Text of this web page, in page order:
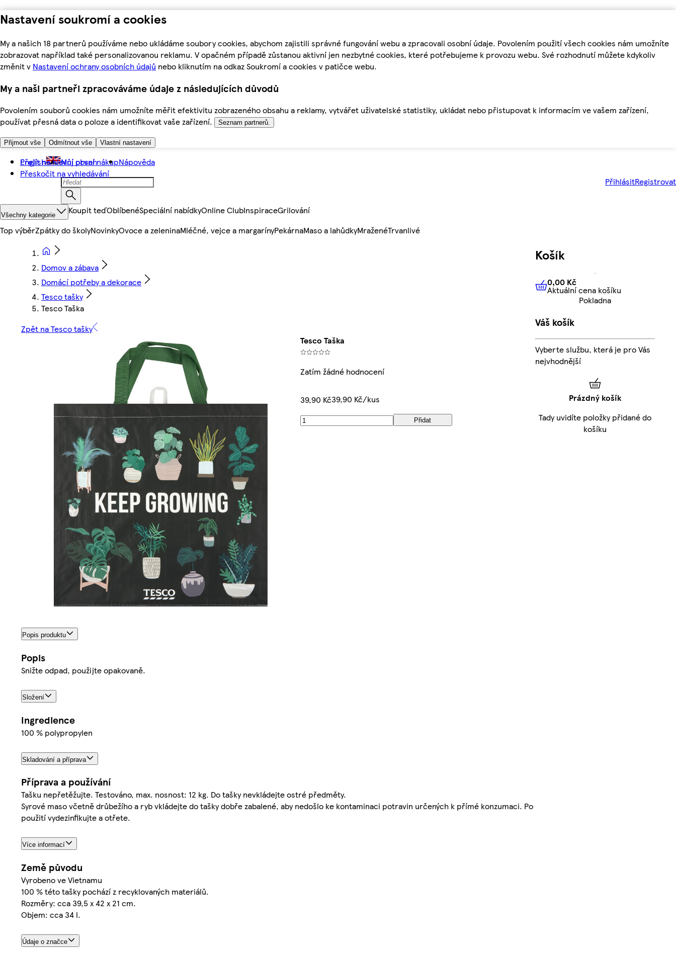
Nastavení soukromí a cookies
My a našich 18 partnerů používáme nebo ukládáme soubory cookies, abychom zajistili správné fungování webu a zpracovali osobní údaje. Povolením použití všech cookies nám umožníte
zobrazovat například také personalizovanou reklamu. V opačném případě zůstanou aktivní jen nezbytné cookies, které potřebujeme k provozu webu. Své rozhodnutí můžete kdykoliv
změnit v Nastavení ochrany osobních údajů nebo kliknutím na odkaz Soukromí a cookies v patičce webu.
My a naši partneři zpracováváme údaje z následujících důvodů
Povolením souborů cookies nám umožníte měřit efektivitu zobrazeného obsahu a reklamy, vytvářet uživatelské statistiky, ukládat nebo přistupovat k informacím ve vašem zařízení,
používat přesná data o poloze a identifikovat vaše zařízení.
Seznam partnerů.
Přijmout vše Odmítnout vše Vlastní nastavení
Přejít na hlavní obsah
Přeskočit na vyhledávání
English Můj první nákupNápověda
PřihlásitRegistrovat
Všechny kategorie Koupit teďOblíbenéSpeciální nabídkyOnline ClubInspiraceGrilování
Top výběrZpátky do školyNovinkyOvoce a zeleninaMléčné, vejce a margarínyPekárnaMaso a lahůdkyMraženéTrvanlivé
Domov a zábava
Domácí potřeby a dekorace
Tesco tašky
Tesco Taška
Zpět na Tesco tašky
Tesco Taška
Zatím žádné hodnocení
39,90 Kč39,90 Kč/kus
Přidat
Popis produktu
Popis
Snižte odpad, použijte opakovaně.
Složení
Ingredience
100 % polypropylen
Skladování a příprava
Příprava a používání
Tašku nepřetěžujte. Testováno, max. nosnost: 12 kg. Do tašky nevkládejte ostré předměty.
Syrové maso včetně drůbežího a ryb vkládejte do tašky dobře zabalené, aby nedošlo ke kontaminaci potravin určených k přímé konzumaci. Po
použití vydezinfikujte a otřete.
Více informací
Země původu
Vyrobeno ve Vietnamu
100 % této tašky pochází z recyklovaných materiálů.
Rozměry: cca 39,5 x 42 x 21 cm.
Objem: cca 34 l.
Údaje o značce
Košík
0,00 KčAktuální cena košíku
0,00 Kč
Aktuální cena košíku
Pokladna
Váš košík
Vyberte službu, která je pro Vás
nejvhodnější
Prázdný košík
Tady uvidíte položky přidané do
košíku